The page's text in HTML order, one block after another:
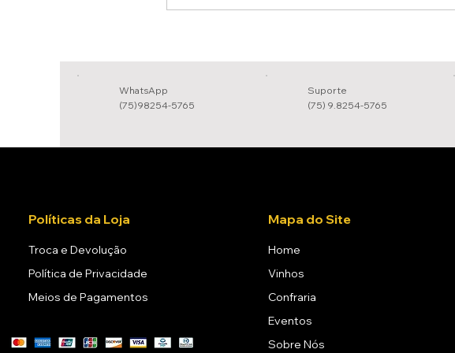
WhatsApp
(75)98254-5765
Suporte
(75) 9.8254-5765
Políticas da Loja
Troca e Devolução
Política de Privacidade
Meios de Pagamentos
Mapa do Site
Home
Vinhos
Confraria
Eventos
Sobre Nós